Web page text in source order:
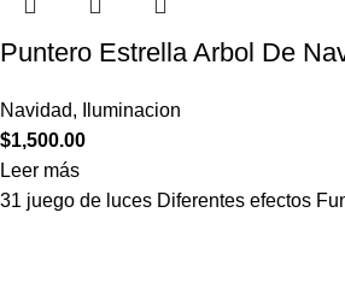
Puntero Estrella Arbol De
Navidad,
Iluminacion
$1,500.00
Leer más
31 juego de luces Diferentes efectos